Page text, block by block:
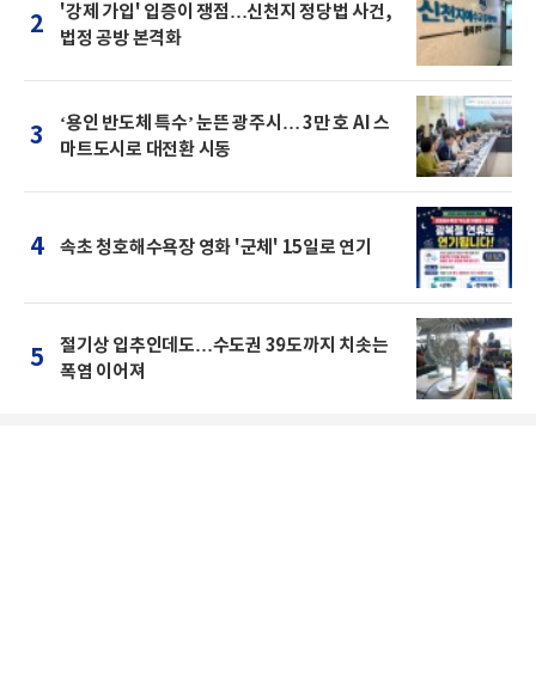
2
'강제 가입' 입증이 쟁점…신천지 정당법 사건,
법정 공방 본격화
3
‘용인 반도체 특수’ 눈뜬 광주시… 3만 호 AI 스
마트도시로 대전환 시동
4 속초 청호해수욕장 영화 '군체' 15일로 연기
5
절기상 입추인데도…수도권 39도까지 치솟는
폭염 이어져